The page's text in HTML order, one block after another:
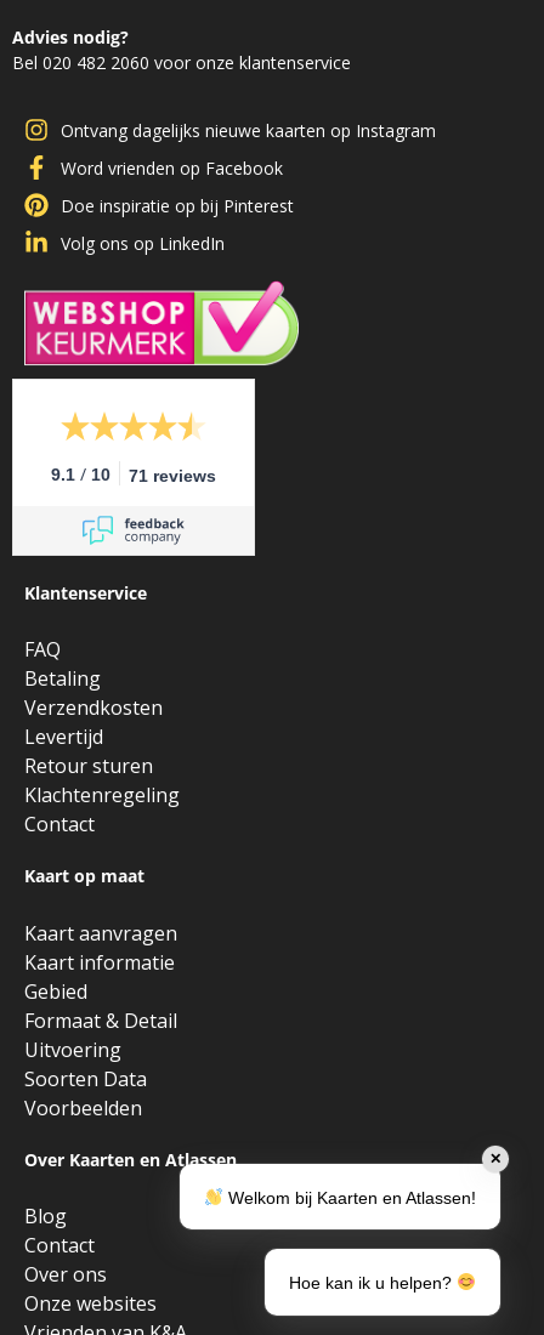
Advies nodig?
Bel 020 482 2060 voor onze klantenservice
Ontvang dagelijks nieuwe kaarten op Instagram
Word vrienden op Facebook
Doe inspiratie op bij Pinterest
Volg ons op LinkedIn
9.1 / 10 71 reviews
Klantenservice
FAQ
Betaling
Verzendkosten
Levertijd
Retour sturen
Klachtenregeling
Contact
Kaart op maat
Kaart aanvragen
Kaart informatie
Gebied
Formaat & Detail
Uitvoering
Soorten Data
Voorbeelden
Over Kaarten en Atlassen
Blog
Contact
Over ons
Onze websites
✕
Welkom bij Kaarten en Atlassen!
Hoe kan ik u helpen?